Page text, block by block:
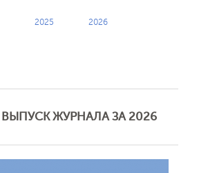
2025 2026
ЖУРНАЛА ЗА 2026